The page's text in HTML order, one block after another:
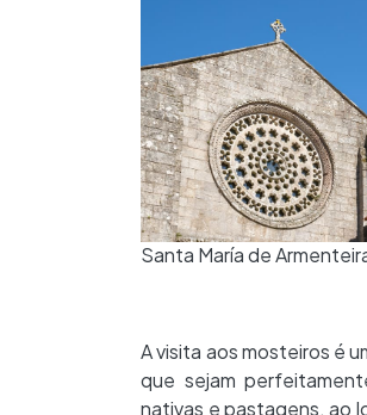
Santa María de
A visita aos mosteiros é
que sejam
nativas e pastagens, ao